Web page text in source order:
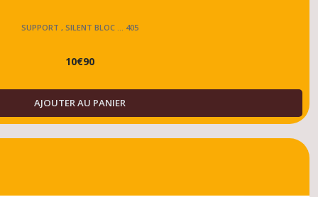
SUPPORT , SILENT BLOC ... 405
10€90
AJOUTER AU PANIER